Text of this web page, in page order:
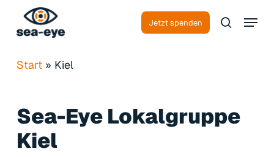
main
Jetzt spenden search
Menu
Start» Kiel
Sea-Eye Lokalgruppe
Kiel